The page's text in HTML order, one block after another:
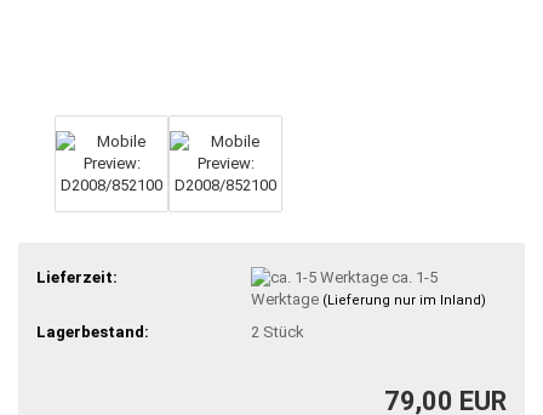
Lieferzeit:
ca. 1-5
Werktage (Lieferung nur im Inland)
Lagerbestand: 2 Stück
79,00 EUR